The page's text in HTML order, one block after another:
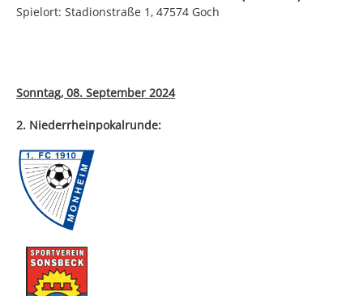
Spielort: Stadionstraße 1, 47574 Goch
Sonntag, 08. September 2024
2. Niederrheinpokalrunde: